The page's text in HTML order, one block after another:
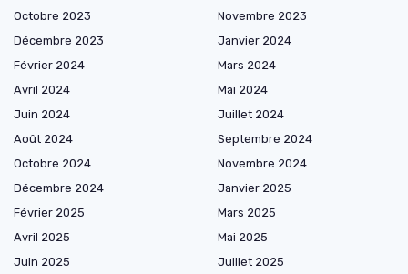
Octobre 2023
Novembre 2023
Décembre 2023
Janvier 2024
Février 2024
Mars 2024
Avril 2024
Mai 2024
Juin 2024
Juillet 2024
Août 2024
Septembre 2024
Octobre 2024
Novembre 2024
Décembre 2024
Janvier 2025
Février 2025
Mars 2025
Avril 2025
Mai 2025
Juin 2025
Juillet 2025